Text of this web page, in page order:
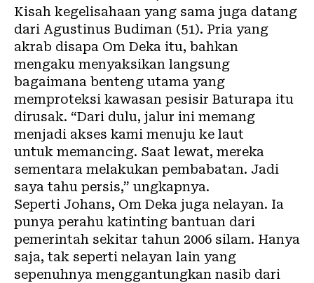
Kisah kegelisahaan yang sama juga datang
dari Agustinus Budiman (51). Pria yang
akrab disapa Om Deka itu, bahkan
mengaku menyaksikan langsung
bagaimana benteng utama yang
memproteksi kawasan pesisir Baturapa itu
dirusak. “Dari dulu, jalur ini memang
menjadi akses kami menuju ke laut
untuk memancing. Saat lewat, mereka
sementara melakukan pembabatan. Jadi
saya tahu persis,” ungkapnya.
Seperti Johans, Om Deka juga nelayan. Ia
punya perahu katinting bantuan dari
pemerintah sekitar tahun 2006 silam. Hanya
saja, tak seperti nelayan lain yang
sepenuhnya menggantungkan nasib dari